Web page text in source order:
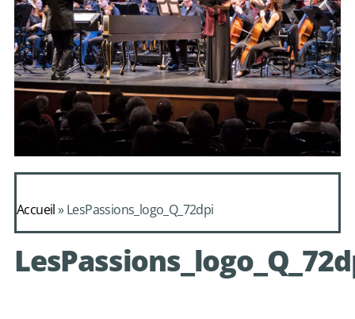
Alcimadure de
Mondonville
avec le choeur de
chambre Les Eléments
Accueil»LesPassions_logo_Q_72dpi